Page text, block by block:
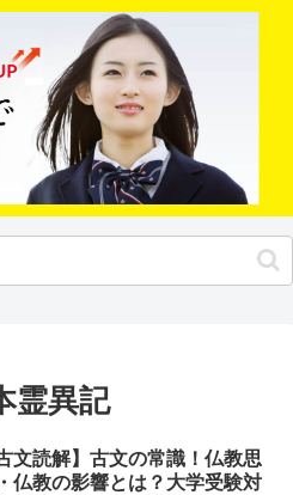
霊異記
古文読解】古文の常識！仏教思
仏教の影響とは？大学受験対